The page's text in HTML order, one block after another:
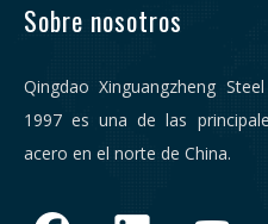
Sobre nosotros
Qingdao Xinguangzheng
1997 es una de las
acero en el norte de China.